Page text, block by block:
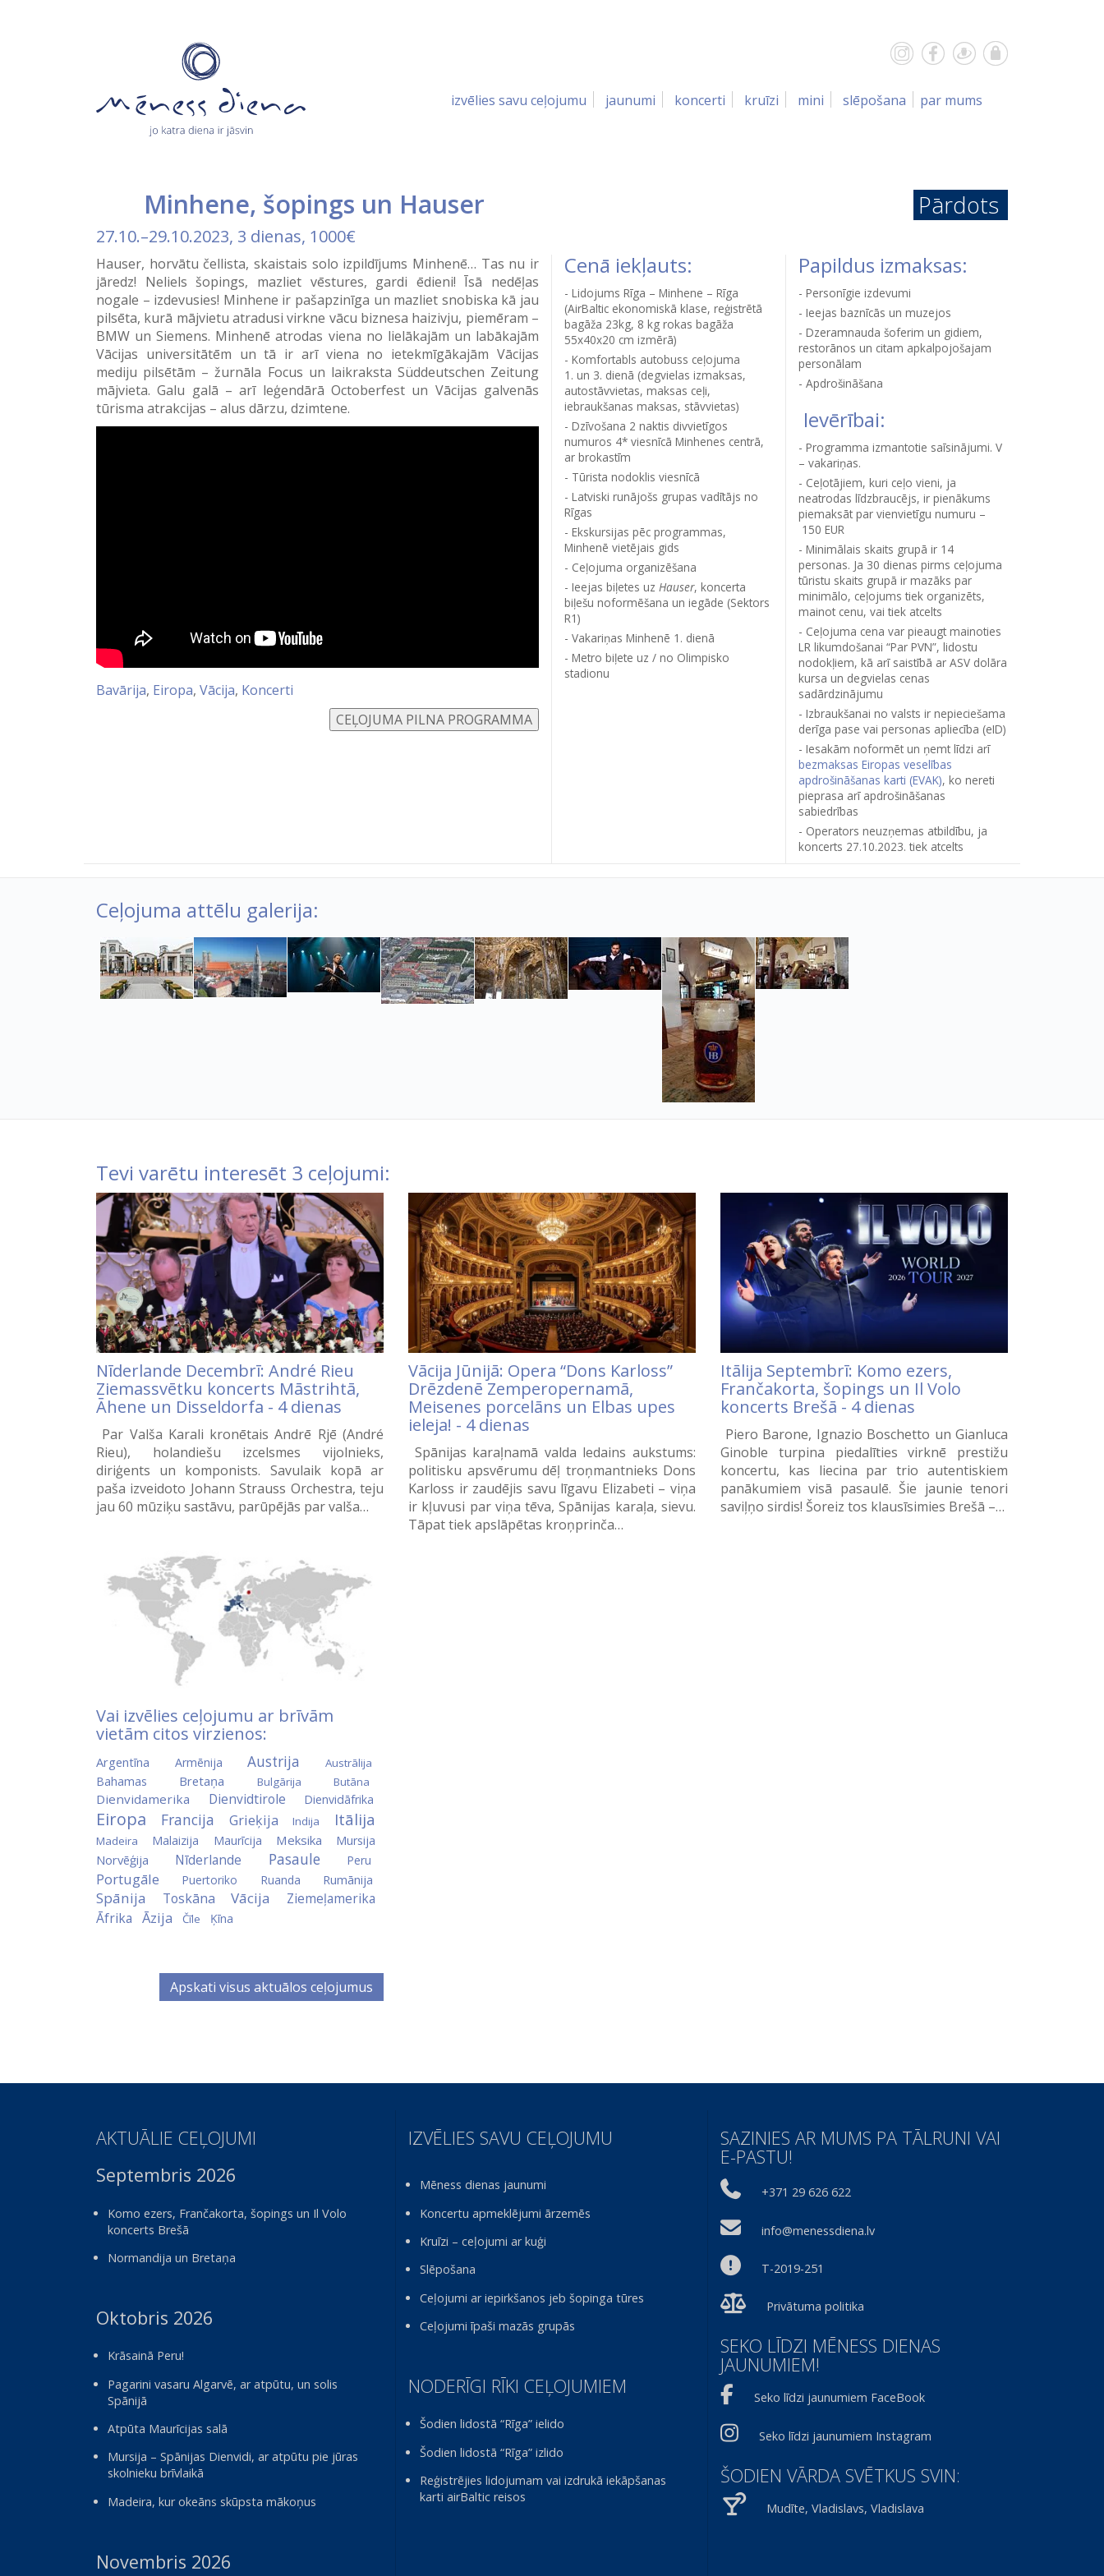
izvēlies savu ceļojumu jaunumi koncerti kruīzi mini slēpošana par mums
Minhene, šopings un Hauser Pārdots
27.10.–29.10.2023, 3 dienas, 1000€
Hauser, horvātu čellista, skaistais solo izpildījums Minhenē… Tas nu ir
jāredz! Neliels šopings, mazliet vēstures, gardi ēdieni! Īsā nedēļas
nogale – izdevusies! Minhene ir pašapzinīga un mazliet snobiska kā jau
pilsēta, kurā mājvietu atradusi virkne vācu biznesa haizivju, piemēram –
BMW un Siemens. Minhenē atrodas viena no lielākajām un labākajām
Vācijas universitātēm un tā ir arī viena no ietekmīgākajām Vācijas
mediju pilsētām – žurnāla Focus un laikraksta Süddeutschen Zeitung
mājvieta. Galu galā – arī leģendārā Octoberfest un Vācijas galvenās
tūrisma atrakcijas – alus dārzu, dzimtene.
Bavārija, Eiropa, Vācija, Koncerti
Cenā iekļauts:
Lidojums Rīga – Minhene – Rīga
(AirBaltic ekonomiskā klase, reģistrētā
bagāža 23kg, 8 kg rokas bagāža
55x40x20 cm izmērā)
Komfortabls autobuss ceļojuma
1. un 3. dienā (degvielas izmaksas,
autostāvvietas, maksas ceļi,
iebraukšanas maksas, stāvvietas)
Dzīvošana 2 naktis divvietīgos
numuros 4* viesnīcā Minhenes centrā,
ar brokastīm
Tūrista nodoklis viesnīcā
Latviski runājošs grupas vadītājs no
Rīgas
Ekskursijas pēc programmas,
Minhenē vietējais gids
Ceļojuma organizēšana
Ieejas biļetes uz Hauser, koncerta
biļešu noformēšana un iegāde (Sektors
R1)
Vakariņas Minhenē 1. dienā
Metro biļete uz / no Olimpisko
stadionu
Papildus izmaksas:
Personīgie izdevumi
Ieejas baznīcās un muzejos
Dzeramnauda šoferim un gidiem,
restorānos un citam apkalpojošajam
personālam
Apdrošināšana
Ievērībai:
Programma izmantotie saīsinājumi. V
– vakariņas.
Ceļotājiem, kuri ceļo vieni, ja
neatrodas līdzbraucējs, ir pienākums
piemaksāt par vienvietīgu numuru –
150 EUR
Minimālais skaits grupā ir 14
personas. Ja 30 dienas pirms ceļojuma
tūristu skaits grupā ir mazāks par
minimālo, ceļojums tiek organizēts,
mainot cenu, vai tiek atcelts
Ceļojuma cena var pieaugt mainoties
LR likumdošanai “Par PVN”, lidostu
nodokļiem, kā arī saistībā ar ASV dolāra
kursa un degvielas cenas
sadārdzinājumu
Izbraukšanai no valsts ir nepieciešama
derīga pase vai personas apliecība (eID)
Iesakām noformēt un ņemt līdzi arī
bezmaksas Eiropas veselības
apdrošināšanas karti (EVAK), ko nereti
pieprasa arī apdrošināšanas
sabiedrības
Operators neuzņemas atbildību, ja
koncerts 27.10.2023. tiek atcelts
Ceļojuma attēlu galerija:
Tevi varētu interesēt 3 ceļojumi:
Nīderlande Decembrī: André Rieu
Ziemassvētku koncerts Māstrihtā,
Āhene un Disseldorfa - 4 dienas
Par Valša Karali kronētais Andrē Rjē (André
Rieu), holandiešu izcelsmes vijolnieks,
diriģents un komponists. Savulaik kopā ar
paša izveidoto Johann Strauss Orchestra, teju
jau 60 mūziķu sastāvu, parūpējās par valša…
Vācija Jūnijā: Opera “Dons Karloss”
Drēzdenē Zemperopernamā,
Meisenes porcelāns un Elbas upes
ieleja! - 4 dienas
Spānijas karaļnamā valda ledains aukstums:
politisku apsvērumu dēļ troņmantnieks Dons
Karloss ir zaudējis savu līgavu Elizabeti – viņa
ir kļuvusi par viņa tēva, Spānijas karaļa, sievu.
Tāpat tiek apslāpētas kroņprinča…
Itālija Septembrī: Komo ezers,
Frančakorta, šopings un Il Volo
koncerts Brešā - 4 dienas
Piero Barone, Ignazio Boschetto un Gianluca
Ginoble turpina piedalīties virknē prestižu
koncertu, kas liecina par trio autentiskiem
panākumiem visā pasaulē. Šie jaunie tenori
saviļņo sirdis! Šoreiz tos klausīsimies Brešā –…
Vai izvēlies ceļojumu ar brīvām
vietām citos virzienos:
Argentīna Armēnija Austrija Austrālija
Bahamas Bretaņa Bulgārija Butāna
Dienvidamerika Dienvidtirole Dienvidāfrika
Eiropa Francija Grieķija Indija Itālija
Madeira Malaizija Maurīcija Meksika Mursija
Norvēģija Nīderlande Pasaule Peru
Portugāle Puertoriko Ruanda Rumānija
Spānija Toskāna Vācija
Ziemeļamerika
Āfrika Āzija Čīle Ķīna
Apskati visus aktuālos ceļojumus
AKTUĀLIE CEĻOJUMI
Septembris 2026
Komo ezers, Frančakorta, šopings un Il Volo
koncerts Brešā
Normandija un Bretaņa
Oktobris 2026
Krāsainā Peru!
Pagarini vasaru Algarvē, ar atpūtu, un solis
Spānijā
Atpūta Maurīcijas salā
Mursija – Spānijas Dienvidi, ar atpūtu pie jūras
skolnieku brīvlaikā
Madeira, kur okeāns skūpsta mākoņus
Novembris 2026
IZVĒLIES SAVU CEĻOJUMU
Mēness dienas jaunumi
Koncertu apmeklējumi ārzemēs
Kruīzi – ceļojumi ar kuģi
Slēpošana
Ceļojumi ar iepirkšanos jeb šopinga tūres
Ceļojumi īpaši mazās grupās
NODERĪGI RĪKI CEĻOJUMIEM
Šodien lidostā “Rīga” ielido
Šodien lidostā “Rīga” izlido
Reģistrējies lidojumam vai izdrukā iekāpšanas
karti airBaltic reisos
SAZINIES AR MUMS PA TĀLRUNI VAI
E-PASTU!
+371 29 626 622
info@menessdiena.lv
T-2019-251
Privātuma politika
SEKO LĪDZI MĒNESS DIENAS
JAUNUMIEM!
Seko līdzi jaunumiem FaceBook
Seko līdzi jaunumiem Instagram
ŠODIEN VĀRDA SVĒTKUS SVIN:
Mudīte, Vladislavs, Vladislava